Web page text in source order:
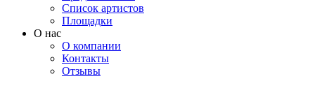
Список артистов
Площадки
О нас
О компании
Контакты
Отзывы